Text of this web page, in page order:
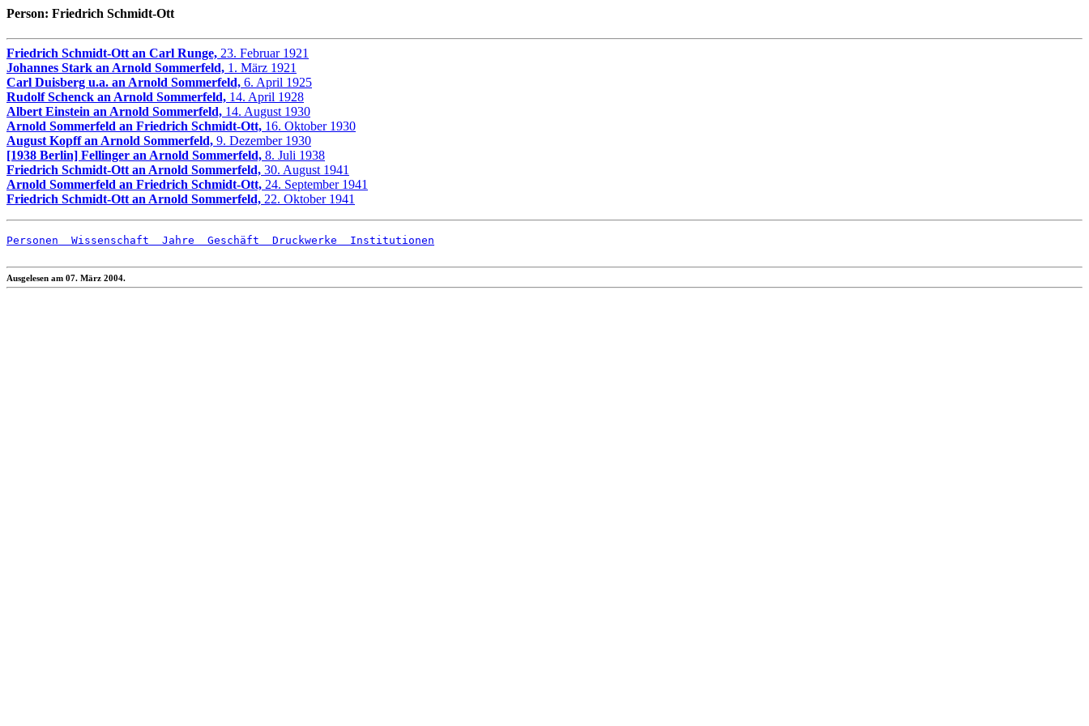
Person: Friedrich Schmidt-Ott
Friedrich Schmidt-Ott an Carl Runge, 23. Februar 1921
Johannes Stark an Arnold Sommerfeld, 1. März 1921
Carl Duisberg u.a. an Arnold Sommerfeld, 6. April 1925
Rudolf Schenck an Arnold Sommerfeld, 14. April 1928
Albert Einstein an Arnold Sommerfeld, 14. August 1930
Arnold Sommerfeld an Friedrich Schmidt-Ott, 16. Oktober 1930
August Kopff an Arnold Sommerfeld, 9. Dezember 1930
[1938 Berlin] Fellinger an Arnold Sommerfeld, 8. Juli 1938
Friedrich Schmidt-Ott an Arnold Sommerfeld, 30. August 1941
Arnold Sommerfeld an Friedrich Schmidt-Ott, 24. September 1941
Friedrich Schmidt-Ott an Arnold Sommerfeld, 22. Oktober 1941
Personen
  Wissenschaft
  Jahre
  Geschäft
  Druckwerke
  Institutionen
Ausgelesen am 07. März 2004.